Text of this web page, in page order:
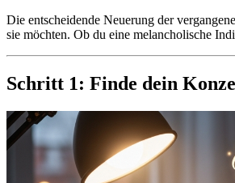
Die entscheidende Neuerung der
sie möchten. Ob du eine melancholische
Schritt 1: Finde dein